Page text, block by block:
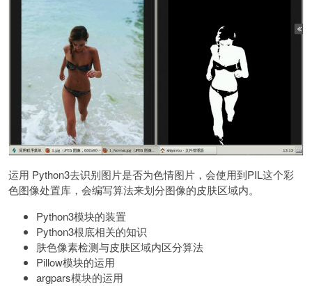
运用 Python3去识别图片是否为色情图片，会使用到PIL这个彩
色图像处置库，会编写算法来划分图像的皮肤区域内。
Python3模块的装置
Python3根底相关的知识
肤色像素检测与皮肤区域内区分算法
Pillow模块的运用
argpars模块的运用